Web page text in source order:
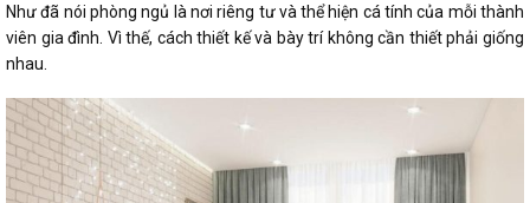
Như đã nói phòng ngủ là nơi riêng tư và thể hiện cá tính của mỗi thành
viên gia đình. Vì thế, cách thiết kế và bày trí không cần thiết phải giống
nhau.